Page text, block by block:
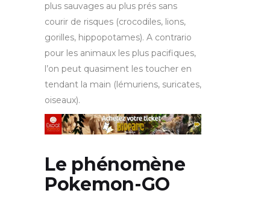
plus sauvages au plus prés sans
courir de risques (crocodiles, lions,
gorilles, hippopotames). A contrario
pour les animaux les plus pacifiques,
l’on peut quasiment les toucher en
tendant la main (lémuriens, suricates,
oiseaux).
Le phénomène
Pokemon-GO